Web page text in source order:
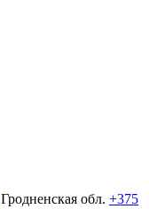
Гродненская обл. +375